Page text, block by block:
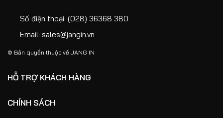
Số điện thoại: (028) 36368 380
Email: sales@jangin.vn
© Bản quyền thuộc về JANG IN
HỖ TRỢ KHÁCH HÀNG
CHÍNH SÁCH